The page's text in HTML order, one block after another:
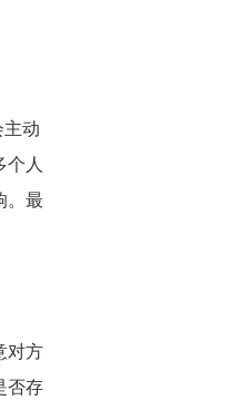
动
个人
。最
对方
否存